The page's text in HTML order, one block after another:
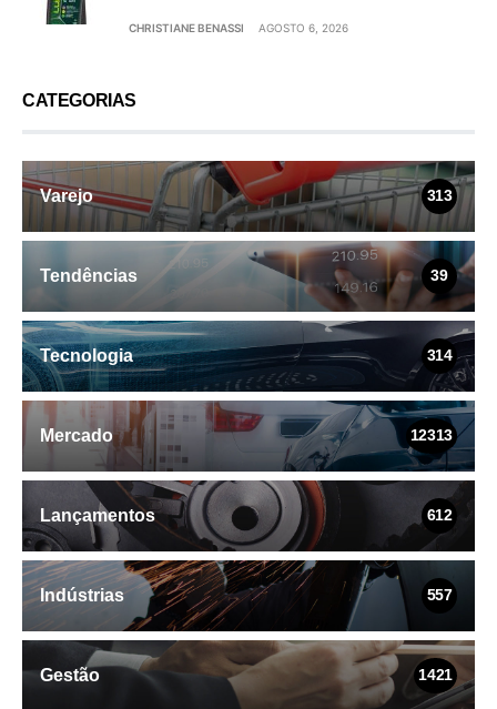
CHRISTIANE BENASSI AGOSTO 6, 2026
CATEGORIAS
Varejo 313
Tendências 39
Tecnologia 314
Mercado 12313
Lançamentos 612
Indústrias 557
Gestão 1421